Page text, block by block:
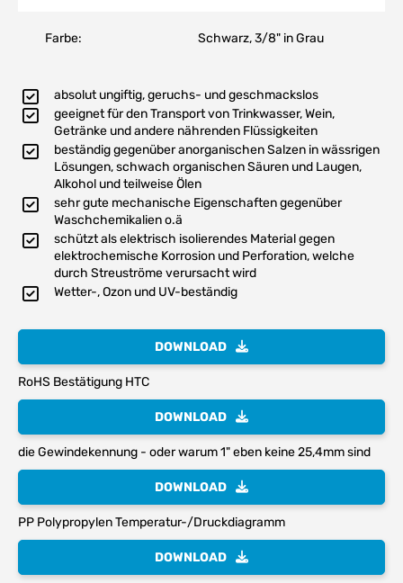
Farbe: Schwarz, 3/8" in Grau
absolut ungiftig, geruchs- und geschmackslos
geeignet für den Transport von Trinkwasser, Wein,
Getränke und andere nährenden Flüssigkeiten
beständig gegenüber anorganischen Salzen in wässrigen
Lösungen, schwach organischen Säuren und Laugen,
Alkohol und teilweise Ölen
sehr gute mechanische Eigenschaften gegenüber
Waschchemikalien o.ä
schützt als elektrisch isolierendes Material gegen
elektrochemische Korrosion und Perforation, welche
durch Streuströme verursacht wird
Wetter-, Ozon und UV-beständig
DOWNLOAD
RoHS Bestätigung HTC
DOWNLOAD
die Gewindekennung - oder warum 1" eben keine 25,4mm sind
DOWNLOAD
PP Polypropylen Temperatur-/Druckdiagramm
DOWNLOAD